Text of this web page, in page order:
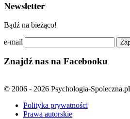
Newsletter
Bądź na bieżąco!
e-mail
Znajdź nas na Facebooku
© 2006 - 2026 Psychologia-Spoleczna.pl
Polityka prywatności
Prawa autorskie